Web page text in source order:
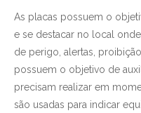
As placas possuem o
e se destacar no local
de perigo, alertas,
possuem o objetivo de
precisam realizar em
são usadas para indicar